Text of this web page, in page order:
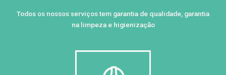
Todos os nossos serviços tem garantia de qualidade, garantia
na limpeza e higienização